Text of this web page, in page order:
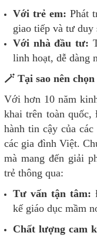
Với trẻ em: Phát
giao tiếp và tư duy
Với nhà đầu tư:
linh hoạt, dễ dàng
🪄 Tại sao nên
Với hơn 10 năm
khai trên toàn
hành tin cậy của
các gia đình Việt.
mà mang đến giải
trẻ thông qua:
Tư vấn tận tâm:
kế giáo dục mầm
Chất lượng cam